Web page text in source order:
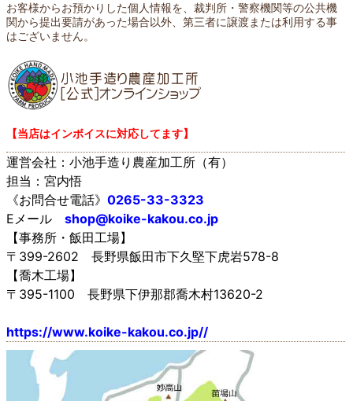
お客様からお預かりした個人情報を、裁判所・警察機関等の公共機
関から提出要請があった場合以外、第三者に譲渡または利用する事
はございません。
【当店はインボイスに対応してます】
運営会社：小池手造り農産加工所（有）
担当：宮内悟
《お問合せ電話》 0265-33-3323
Eメール shop@koike-kakou.co.jp
【事務所・飯田工場】
〒399-2602 長野県飯田市下久堅下虎岩578-8
【喬木工場】
〒395-1100 長野県下伊那郡喬木村13620-2
https://www.koike-kakou.co.jp//